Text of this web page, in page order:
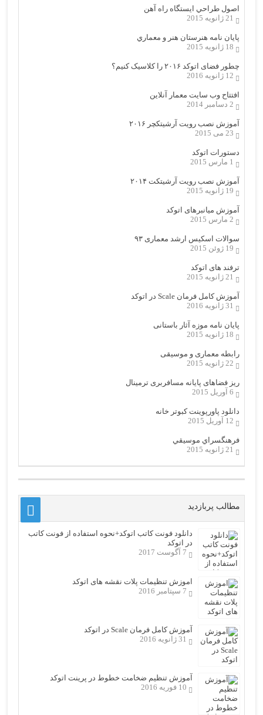
اصول طراحي ایستگاه راه آهن
21 ژانویه 2015
پایان نامه هنرستان هنر و معماري
18 ژانویه 2015
چطور فضای اتوکد ۲۰۱۶ را کلاسیک کنیم؟
12 ژانویه 2016
افتتاح وب سایت معمار آنلاین
2 دسامبر 2014
آموزش نصب رویت آرشیتکچر ۲۰۱۶
23 می 2015
دستورات اتوکد
1 مارس 2015
آموزش نصب رویت آرشیتکت ۲۰۱۴
19 ژانویه 2015
آموزش میانبرهای اتوکد
2 مارس 2015
سوالات اسکیس ارشد معماری ۹۳
19 ژوئن 2015
ترفند های اتوکد
21 ژانویه 2015
آموزش کامل فرمان Scale در اتوکد
31 ژانویه 2016
پایان نامه موزه آثار باستانی
18 ژانویه 2015
رابطه معماری و موسیقی
22 ژانویه 2015
ریز فضاهای پایانه مسافربری ترمینال
6 آوریل 2015
دانلود پاورپوینت کبوتر خانه
12 آوریل 2015
فرهنگسراي موسيقي
21 ژانویه 2015
مطالب پربازدید
دانلود فونت کاتب اتوکد+نحوه استفاده از فونت کاتب
در اتوکد
7 آگوست 2017
اموزش تنظیمات پلات نقشه های اتوکد
7 سپتامبر 2016
آموزش کامل فرمان Scale در اتوکد
31 ژانویه 2016
آموزش تنظیم ضخامت خطوط در پرینت اتوکد
10 فوریه 2016